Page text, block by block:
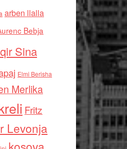
arben llalla
Bebja
Sina
Elmi Berisha
Merlika
Fritz
Levonja